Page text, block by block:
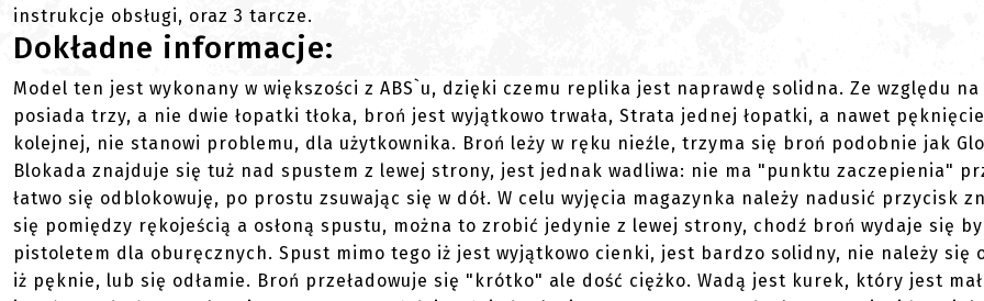
instrukcje obsługi, oraz 3 tarcze.
Dokładne informacje:
Model ten jest wykonany w większości z ABS`u, dzięki czemu replika jest naprawdę solidna. Ze względu na
posiada trzy, a nie dwie łopatki tłoka, broń jest wyjątkowo trwała, Strata jednej łopatki, a nawet pęknięcie
kolejnej, nie stanowi problemu, dla użytkownika. Broń leży w ręku nieźle, trzyma się broń podobnie jak
Blokada znajduje się tuż nad spustem z lewej strony, jest jednak wadliwa: nie ma "punktu zaczepienia"
łatwo się odblokowuję, po prostu zsuwając się w dół. W celu wyjęcia magazynka należy nadusić przycisk
się pomiędzy rękojeścią a osłoną spustu, można to zrobić jedynie z lewej strony, chodź broń wydaje się by
pistoletem dla oburęcznych. Spust mimo tego iż jest wyjątkowo cienki, jest bardzo solidny, nie należy się
iż pęknie, lub się odłamie. Broń przeładowuje się "krótko" ale dość ciężko. Wadą jest kurek, który jest